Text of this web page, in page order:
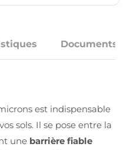
Documents
est indispensable
sols. Il se pose entre la
une barrière fiable